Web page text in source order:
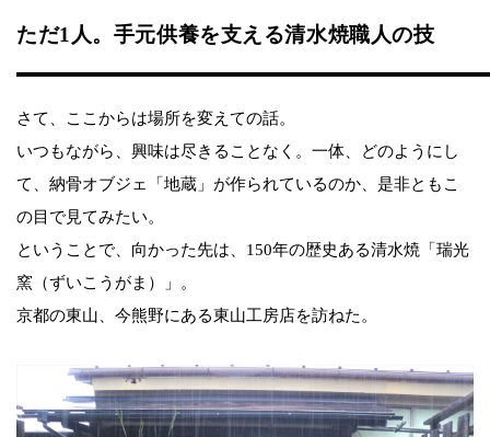
ただ1人。手元供養を支える清水焼職人の技
さて、ここからは場所を変えての話。
いつもながら、興味は尽きることなく。一体、どのようにし
て、納骨オブジェ「地蔵」が作られているのか、是非ともこ
の目で見てみたい。
ということで、向かった先は、150年の歴史ある清水焼「瑞光
窯（ずいこうがま）」。
京都の東山、今熊野にある東山工房店を訪ねた。